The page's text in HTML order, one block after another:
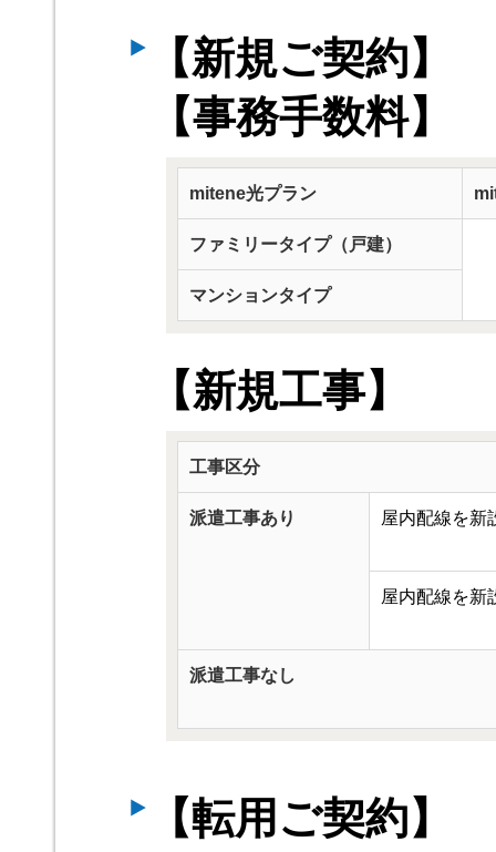
【新規ご契約】
【事務手数料】
mitene光プラン
ファミリータイプ（戸建）
マンションタイプ
【新規工事】
工事区分
派遣工事あり 屋内配線を新
屋内配線を新
派遣工事なし
【転用ご契約】